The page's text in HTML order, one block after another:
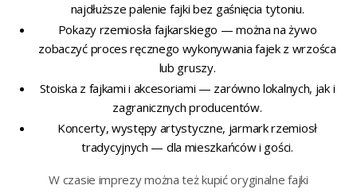
najdłuższe palenie fajki bez gaśnięcia tytoniu.
Pokazy rzemiosła fajkarskiego — można na żywo
zobaczyć proces ręcznego wykonywania fajek z wrzośca
lub gruszy.
Stoiska z fajkami i akcesoriami — zarówno lokalnych, jak i
zagranicznych producentów.
Koncerty, występy artystyczne, jarmark rzemiosł
tradycyjnych — dla mieszkańców i gości.
W czasie imprezy można też kupić oryginalne fajki